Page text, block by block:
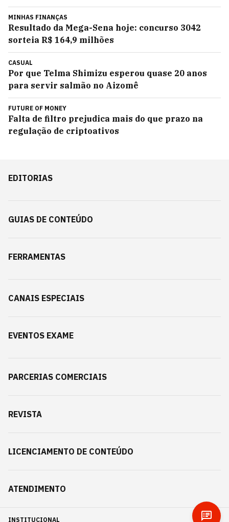
MINHAS FINANÇAS
Resultado da Mega-Sena hoje: concurso 3042
sorteia R$ 164,9 milhões
CASUAL
Por que Telma Shimizu esperou quase 20 anos
para servir salmão no Aizomê
FUTURE OF MONEY
Falta de filtro prejudica mais do que prazo na
regulação de criptoativos
EDITORIAS
GUIAS DE CONTEÚDO
FERRAMENTAS
CANAIS ESPECIAIS
EVENTOS EXAME
PARCERIAS COMERCIAIS
REVISTA
LICENCIAMENTO DE CONTEÚDO
ATENDIMENTO
INSTITUCIONAL